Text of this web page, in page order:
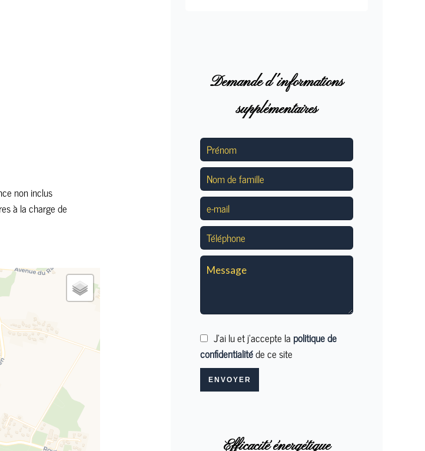
non inclus
à la charge de
Demande d'informations
supplémentaires
J’ai lu et j'accepte la politique de
confidentialitéde ce site
ENVOYER
Efficacité énergétique